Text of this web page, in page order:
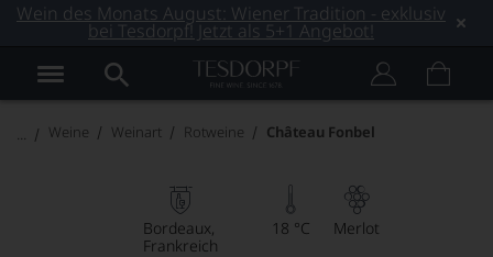
Wein des Monats August: Wiener Tradition - exklusiv
bei Tesdorpf! Jetzt als 5+1 Angebot!
Weine Weinart Rotweine Château Fonbel
Bordeaux
Frankreich
18 °C Merlot